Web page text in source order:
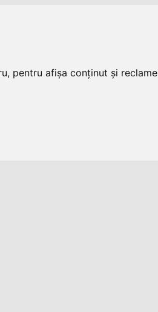
pentru afișa conținut și reclame